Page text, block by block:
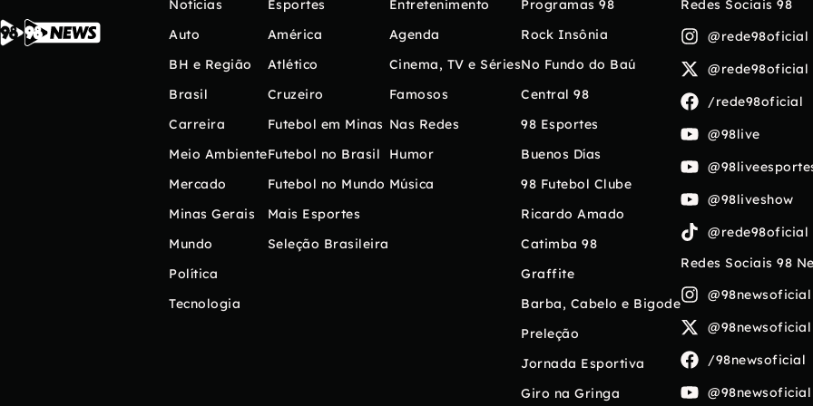
Notícias
Auto
BH e Região
Brasil
Carreira
Meio Ambiente
Mercado
Minas Gerais
Mundo
Política
Tecnologia
Esportes
América
Atlético
Cruzeiro
Futebol em Minas
Futebol no Brasil
Futebol no Mundo
Mais Esportes
Seleção Brasileira
Entretenimento
Agenda
Cinema, TV e Séries
Famosos
Nas Redes
Humor
Música
Programas 98
Rock Insônia
No Fundo do Baú
Central 98
98 Esportes
Buenos Días
98 Futebol Clube
Ricardo Amado
Catimba 98
Graffite
Barba, Cabelo e Bigode
Preleção
Jornada Esportiva
Giro na Gringa
Redes Sociais 98
@rede98oficial
@rede98oficial
/rede98oficial
@98live
@98liveshow
@rede98oficial
Redes Sociais 98
@98newsoficial
@98newsoficial
/98newsoficial
@98newsoficial